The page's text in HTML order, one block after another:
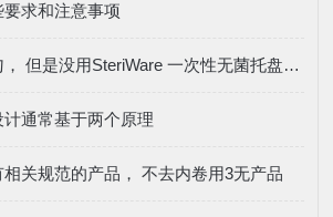
求和注意事项
用了无菌取样勺， 但是没用SteriWare 一次性无菌托盘刀会有什么影响
通常基于两个原理
关规范的产品， 不去内卷用3无产品